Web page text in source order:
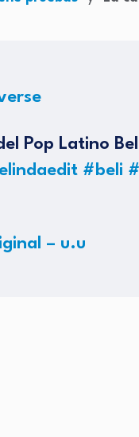
Pop Latino
#beli
– u.u